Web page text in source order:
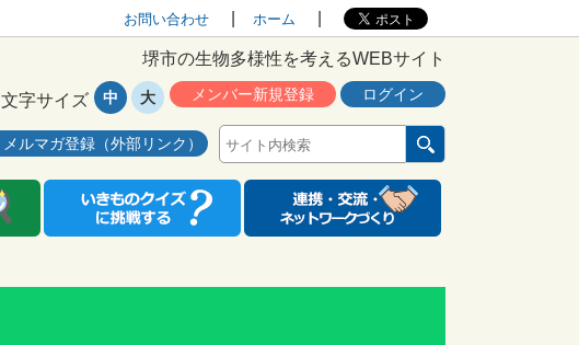
お問い合わせ ホーム
堺市の生物多様性を考えるWEBサイト
メルマガ登録（外部リンク）
メンバー新規登録 ログイン
文字サイズ 中 大